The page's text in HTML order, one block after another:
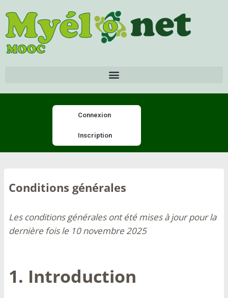
Connexion
Inscription
Conditions générales
Les conditions générales ont été mises à jour pour la
dernière fois le 10 novembre 2025
1. Introduction